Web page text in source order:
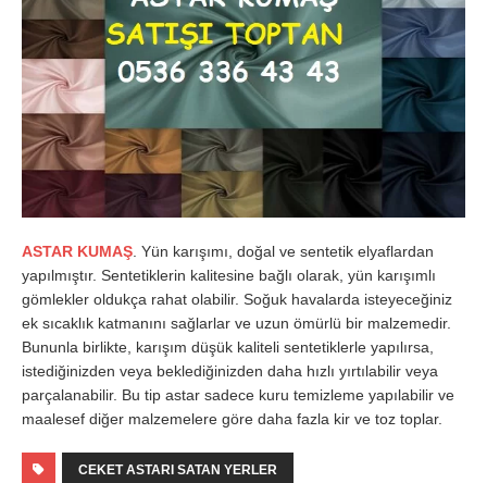
ASTAR KUMAŞ. Yün karışımı, doğal ve sentetik elyaflardan
yapılmıştır. Sentetiklerin kalitesine bağlı olarak, yün karışımlı
gömlekler oldukça rahat olabilir. Soğuk havalarda isteyeceğiniz
ek sıcaklık katmanını sağlarlar ve uzun ömürlü bir malzemedir.
Bununla birlikte, karışım düşük kaliteli sentetiklerle yapılırsa,
istediğinizden veya beklediğinizden daha hızlı yırtılabilir veya
parçalanabilir. Bu tip astar sadece kuru temizleme yapılabilir ve
maalesef diğer malzemelere göre daha fazla kir ve toz toplar.
CEKET ASTARI SATAN YERLER